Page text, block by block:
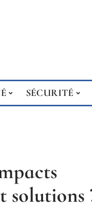
SÉCURITÉ
solutions